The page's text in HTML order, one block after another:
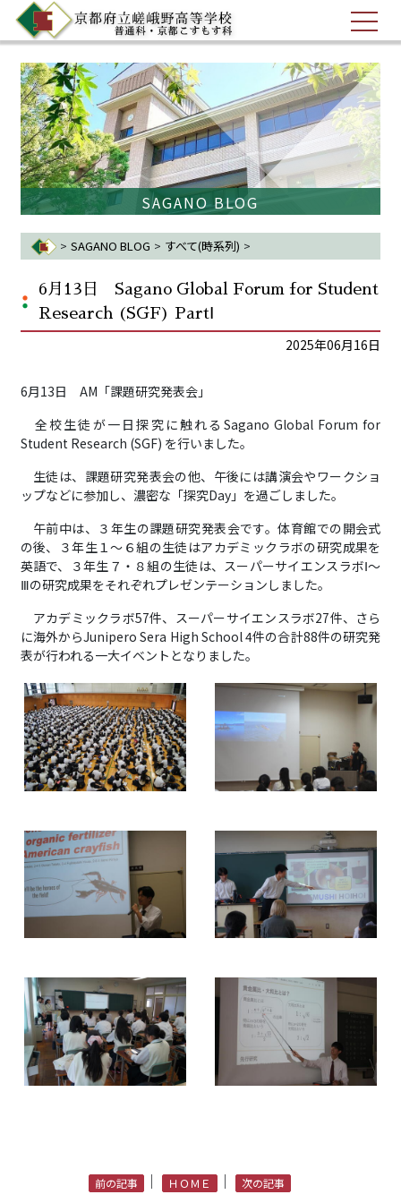
SAGANO BLOG
> SAGANO BLOG > すべて(時系列) >
6月13日 Sagano Glo...
6月13日 Sagano Global Forum for Student
Research (SGF) PartⅠ
2025年06月16日
6月13日 AM「課題研究発表会」
全校生徒が一日探究に触れるSagano Global Forum for
Student Research (SGF) を行いました。
生徒は、課題研究発表会の他、午後には講演会やワークショ
ップなどに参加し、濃密な「探究Day」を過ごしました。
午前中は、３年生の課題研究発表会です。体育館での開会式
の後、３年生１～６組の生徒はアカデミックラボの研究成果を
英語で、
３年生７・８組の生徒は、スーパーサイエンスラボⅠ～
Ⅲの研究成果をそれぞれプレゼンテーションしました。
アカデミックラボ57件、スーパーサイエンスラボ27件、さら
に海外からJunipero Sera High School 4件の合計88件の研究発
表が行われる一大イベントとなりました。
前の記事 ｜ ＨＯＭＥ ｜ 次の記事